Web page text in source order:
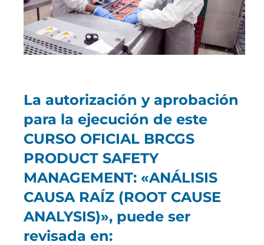
La autorización y aprobación
para la ejecución de este
CURSO OFICIAL BRCGS
PRODUCT SAFETY
MANAGEMENT: «ANÁLISIS
CAUSA RAÍZ (ROOT CAUSE
ANALYSIS)», puede ser
revisada en: